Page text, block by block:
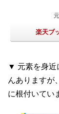
楽天ブ
▼ 元素を身近
んありますが
に根付いてい